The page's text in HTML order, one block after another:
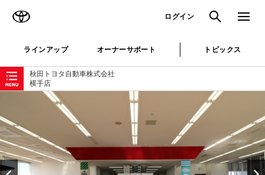
ログイン 検索 メニュ
ラインアップ オーナーサポート トピックス
秋田トヨタ自動車株式会社
横手店
ローカルナビゲーション